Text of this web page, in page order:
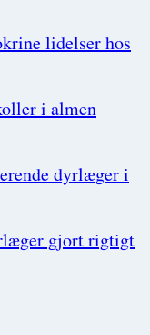
lidelser hos
i almen
dyrlæger i
gjort rigtigt